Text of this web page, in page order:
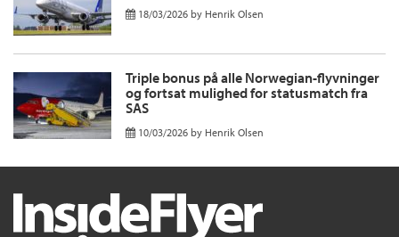
18/03/2026 by Henrik Olsen
Triple bonus på alle Norwegian-flyvninger
og fortsat mulighed for statusmatch fra
SAS
10/03/2026 by Henrik Olsen